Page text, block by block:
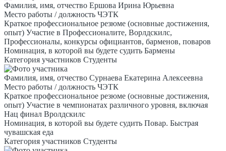
Фамилия, имя, отчество Ершова Ирина Юрьевна
Место работы / должность ЧЭТК
Краткое профессиональное резюме (основные достижения,
опыт) Участие в Профессионалите, Ворлдскилс,
Профессионалы, конкурсы официантов, барменов, поваров
Номинация, в которой вы будете судить Бармены
Категория участников Студенты
Фамилия, имя, отчество Сурнаева Екатерина Алексеевна
Место работы / должность ЧЭТК
Краткое профессиональное резюме (основные достижения,
опыт) Участие в чемпионатах различного уровня, включая
Нац финал Вролдскилс
Номинация, в которой вы будете судить Повар. Быстрая
чувашская еда
Категория участников Студенты